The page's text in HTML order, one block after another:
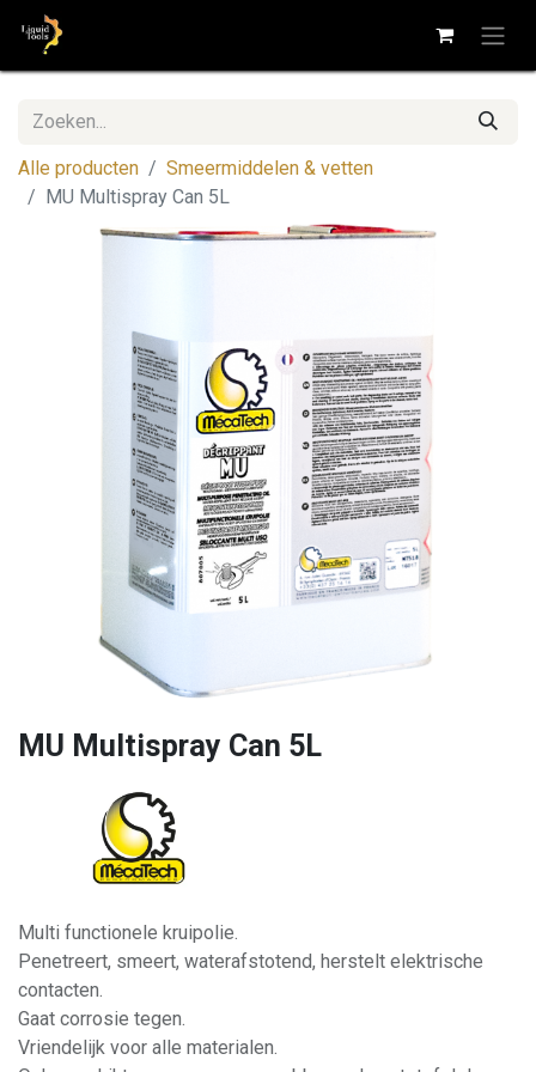
Alle producten
Smeermiddelen & vetten
MU Multispray Can 5L
MU Multispray Can 5L
Multi functionele kruipolie.
Penetreert, smeert, waterafstotend, herstelt elektrische
contacten.
Gaat corrosie tegen.
Vriendelijk voor alle materialen.